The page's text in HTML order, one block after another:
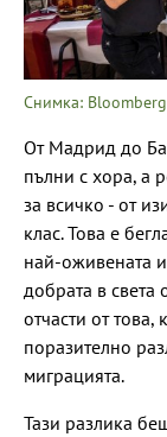
Снимка:
От Мадрид до
пълни с хора, а
за всичко - от
клас. Това е
най-оживената
добрата в
отчасти от това,
поразително
миграцията.
Тази разлика